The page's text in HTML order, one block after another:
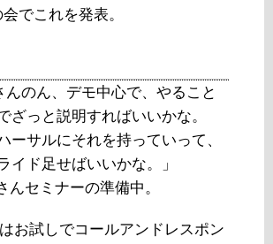
でこれを発表。
んのん、デモ中心で、やること
ざっと説明すればいいかな。
ーサルにそれを持っていって、
イド足せばいいかな。」
んセミナーの準備中。
お試しでコールアンドレスポン